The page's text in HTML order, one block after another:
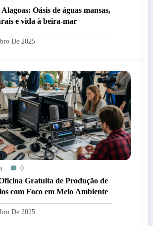
Oásis de águas mansas,
e vida à beira-mar
De 2025
0
Gratuita de Produção de
com Foco em Meio Ambiente
De 2025